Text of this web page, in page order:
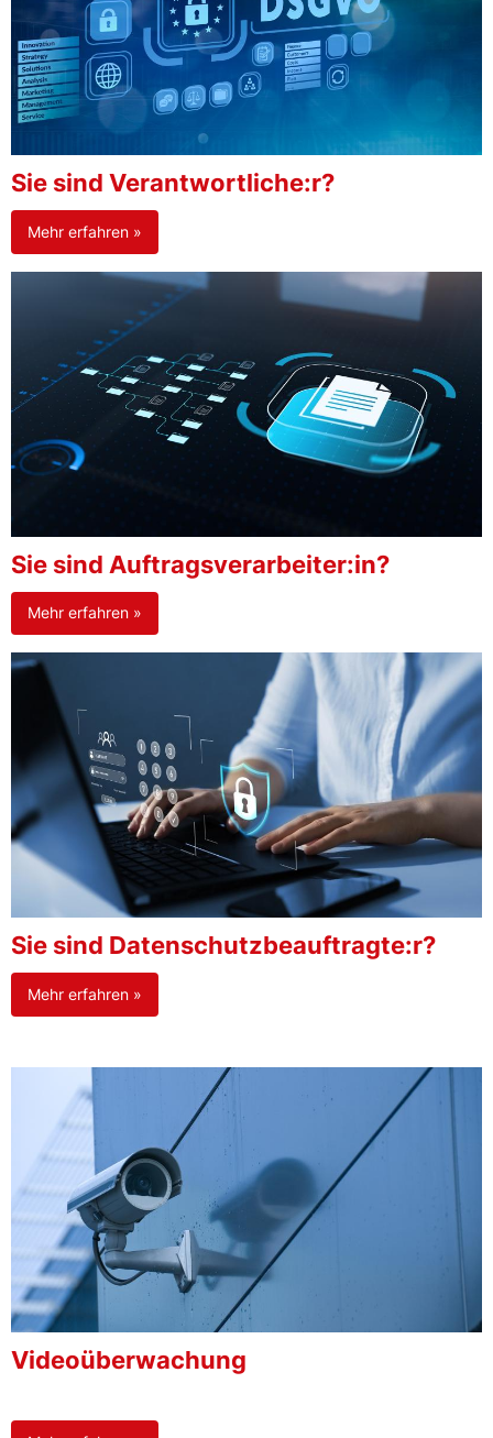
Sie sind Verantwortliche:r?
Mehr erfahren »
Sie sind Auftragsverarbeiter:in?
Mehr erfahren »
Sie sind Datenschutzbeauftragte:r?
Mehr erfahren »
Videoüberwachung